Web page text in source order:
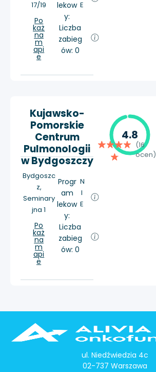
17/19
Po
każ
na
m
api
e
lekow
y:
E
Liczba
zabieg
ów: 0
Kujawsko-
Pomorskie
Centrum
Pulmonologii
w Bydgoszczy
Bydgoszc
z,
Seminary
jna 1
Po
każ
na
m
api
e
Progr
am
lekow
y:
N
I
E
Liczba
zabieg
ów: 0
4.8
(16
ocen)
ul. Niedźwiedzia 4c
02-737 Warszawa